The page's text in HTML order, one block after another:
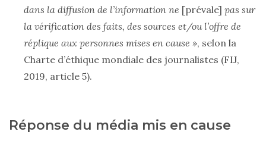
dans la diffusion de l’information ne [prévale] pas sur
la vérification des faits, des sources et/ou l’offre de
réplique aux personnes mises en cause », selon la
Charte d’éthique mondiale des journalistes (FIJ,
2019, article 5).
Réponse du média mis en cause